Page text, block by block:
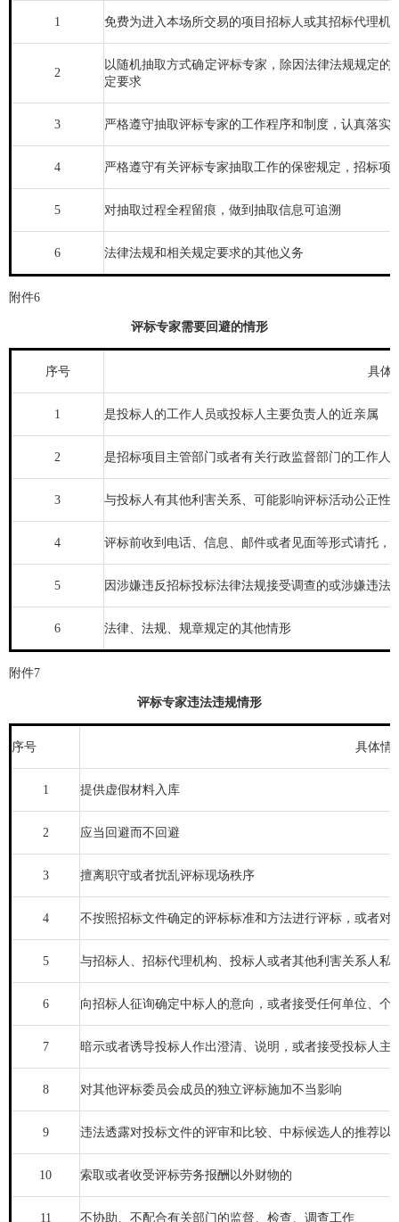
1 免费为进入本场所交易的项目招标人或其招标代理机
2
以随机抽取方式确定评标专家，除因法律法规规定
定要求
3 严格遵守抽取评标专家的工作程序和制度，认真落实
4 严格遵守有关评标专家抽取工作的保密规定，招标
5 对抽取过程全程留痕，做到抽取信息可追溯
6 法律法规和相关规定要求的其他义务
附件6
评标专家需要回避的情形
序号 具体
1 是投标人的工作人员或投标人主要负责人的近亲属
2 是招标项目主管部门或者有关行政监督部门的工作人
3 与投标人有其他利害关系、可能影响评标活动公正性
4 评标前收到电话、信息、邮件或者见面等形式请托，
5 因涉嫌违反招标投标法律法规接受调查的或涉嫌违法
6 法律、法规、规章规定的其他情形
附件7
评标专家违法违规情形
序号 具体情
1 提供虚假材料入库
2 应当回避而不回避
3 擅离职守或者扰乱评标现场秩序
4 不按照招标文件确定的评标标准和方法进行评标，或者对
5 与招标人、招标代理机构、投标人或者其他利害关系人私
6 向招标人征询确定中标人的意向，或者接受任何单位、
7 暗示或者诱导投标人作出澄清、说明，或者接受投标人主
8 对其他评标委员会成员的独立评标施加不当影响
9 违法透露对投标文件的评审和比较、中标候选人的推荐以
10 索取或者收受评标劳务报酬以外财物的
11 不协助、不配合有关部门的监督、检查、调查工作